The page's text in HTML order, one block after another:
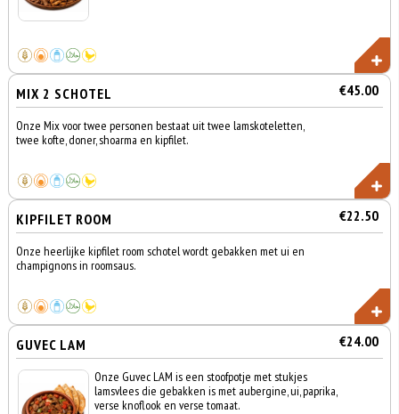
MIX 2 SCHOTEL €45.00
Onze Mix voor twee personen bestaat uit twee lamskoteletten,
twee kofte, doner, shoarma en kipfilet.
KIPFILET ROOM €22.50
Onze heerlijke kipfilet room schotel wordt gebakken met ui en
champignons in roomsaus.
GUVEC LAM €24.00
Onze Guvec LAM is een stoofpotje met stukjes
lamsvlees die gebakken is met aubergine, ui, paprika,
verse knoflook en verse tomaat.